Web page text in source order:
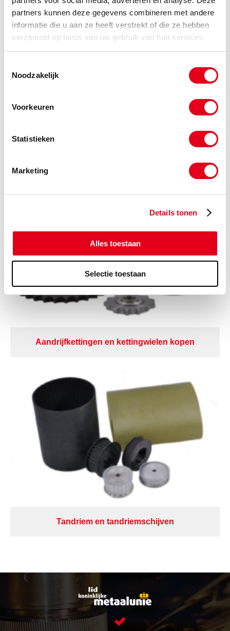
partners kunnen deze gegevens combineren met andere
informatie die u aan ze heeft verstrekt of die ze hebben
verzameld op basis van uw gebruik van hun services.
Noodzakelijk
Voorkeuren
Statistieken
Marketing
Details tonen
Alles toestaan
Selectie toestaan
Aandrijfkettingen en kettingwielen kopen
Tandriem en tandriemschijven